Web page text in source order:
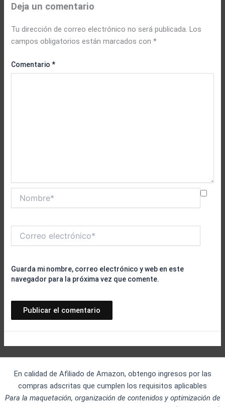
Deja un comentario
Tu dirección de correo electrónico no será publicada. Los
campos obligatorios están marcados con*
Comentario*
electrónico*
Guarda mi nombre, correo electrónico y web en este
navegador para la próxima vez que comente.
En calidad de Afiliado de Amazon, obtengo ingresos por las
compras adscritas que cumplen los requisitos aplicables
Para la maquetación, organización de contenidos y optimización de